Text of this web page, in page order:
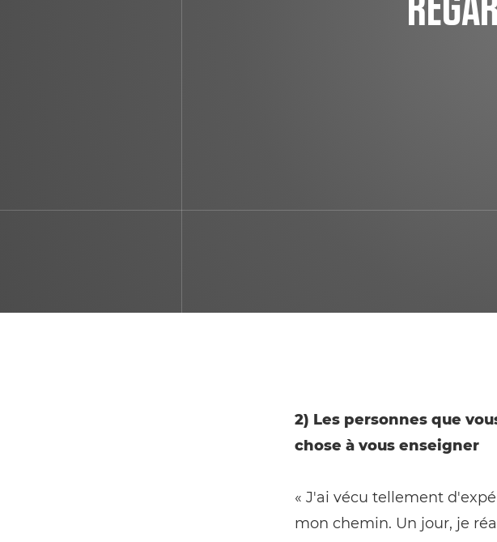
2) Les personnes que
chose à vous enseigner
« J'ai vécu tellement
mon chemin. Un jour, je